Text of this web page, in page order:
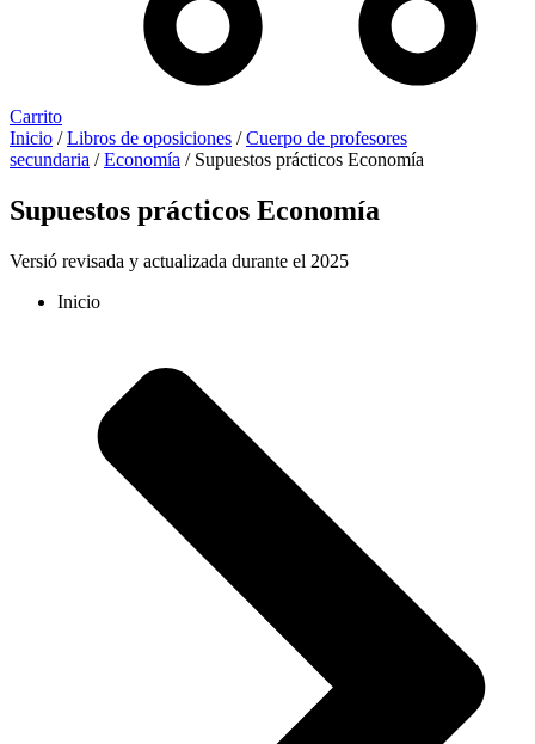
Carrito
Inicio /Libros de oposiciones /Cuerpo de profesores
secundaria /Economía / Supuestos prácticos Economía
Supuestos prácticos Economía
Versió revisada y actualizada durante el 2025
Inicio